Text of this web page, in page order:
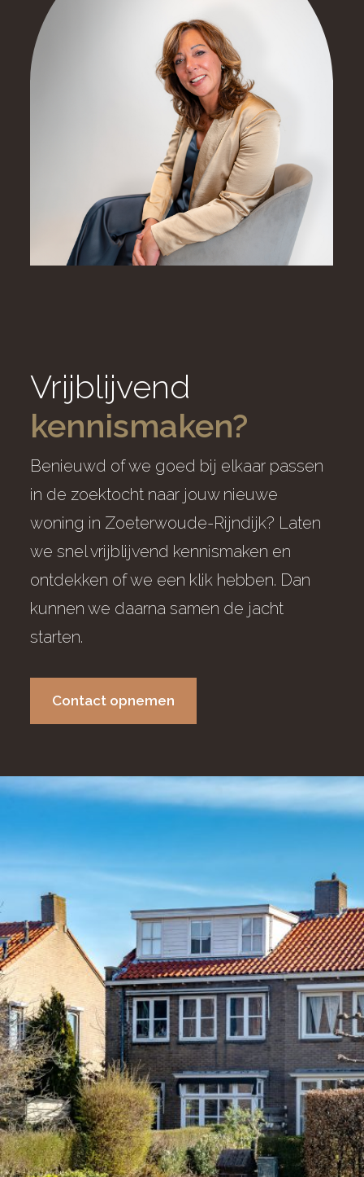
Vrijblijvend
kennismaken?
Benieuwd of we goed bij elkaar passen
in de zoektocht naar jouw nieuwe
woning in Zoeterwoude-Rijndijk? Laten
we snel vrijblijvend kennismaken en
ontdekken of we een klik hebben. Dan
kunnen we daarna samen de jacht
starten.
Contact opnemen